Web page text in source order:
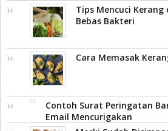
Tips Mencuci
Bebas Bakteri
Cara Memasak
Contoh Surat Peringatan
Email Mencurigakan